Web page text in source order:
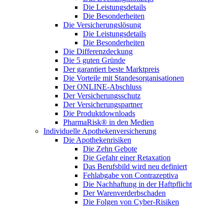
Die Leistungsdetails
Die Besonderheiten
Die Versicherungslösung
Die Leistungsdetails
Die Besonderheiten
Die Differenzdeckung
Die 5 guten Gründe
Der garantiert beste Marktpreis
Die Vorteile mit Standesorganisationen
Der ONLINE-Abschluss
Der Versicherungsschutz
Der Versicherungspartner
Die Produktdownloads
PharmaRisk® in den Medien
Individuelle Apothekenversicherung
Die Apothekenrisiken
Die Zehn Gebote
Die Gefahr einer Retaxation
Das Berufsbild wird neu definiert
Fehlabgabe von Contrazeptiva
Die Nachhaftung in der Haftpflicht
Der Warenverderbschaden
Die Folgen von Cyber-Risiken